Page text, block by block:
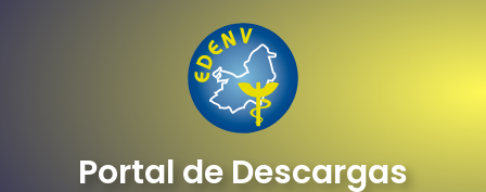
Portal de Descargas